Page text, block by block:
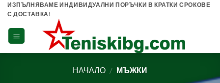
Skip
content
ИЗПЪЛНЯВАМЕ ИНДИВИДУАЛНИ ПОРЪЧКИ В КРАТКИ СРОКОВЕ
С ДОСТАВКА!
НАЧАЛО / МЪЖКИ